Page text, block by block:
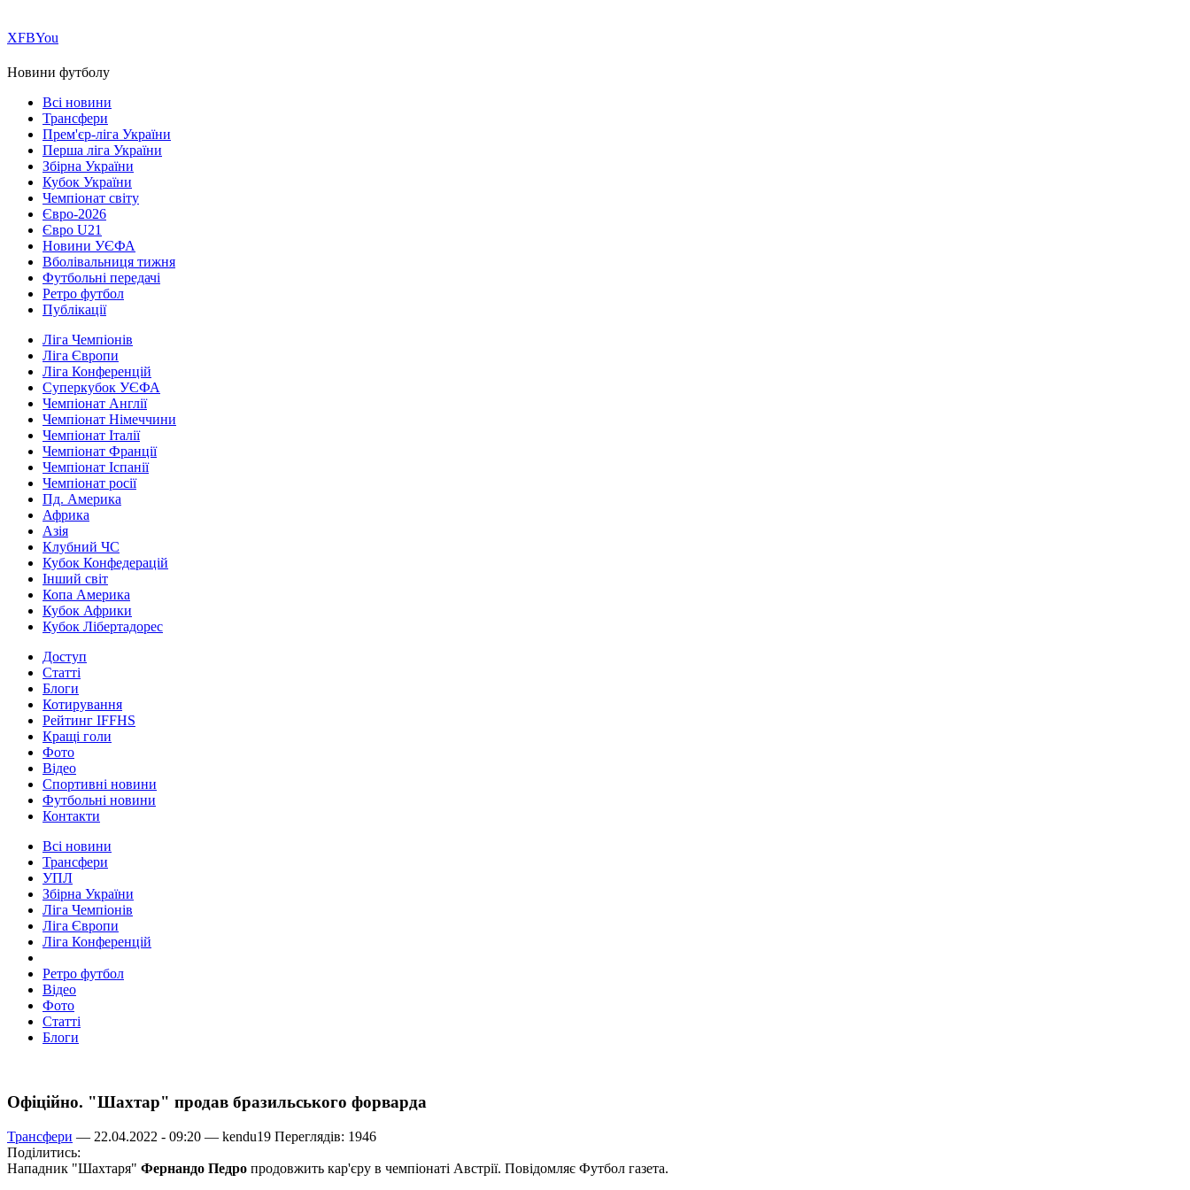
ХFBYou
Новини футболу
Всі новини
Трансфери
Прем'єр-ліга України
Перша ліга України
Збірна України
Кубок України
Чемпіонат світу
Євро-2026
Євро U21
Новини УЄФА
Вболівальниця тижня
Футбольні передачі
Ретро футбол
Публікації
Ліга Чемпіонів
Ліга Європи
Ліга Конференцій
Суперкубок УЄФА
Чемпіонат Англії
Чемпіонат Німеччини
Чемпіонат Італії
Чемпіонат Франції
Чемпіонат Іспанії
Чемпіонат росії
Пд. Америка
Африка
Азія
Клубний ЧС
Кубок Конфедерацій
Інший світ
Копа Америка
Кубок Африки
Кубок Лібертадорес
Доступ
Статті
Блоги
Котирування
Рейтинг IFFHS
Кращі голи
Фото
Відео
Спортивні новини
Футбольні новини
Контакти
Всі новини
Трансфери
УПЛ
Збірна України
Ліга Чемпіонів
Ліга Європи
Ліга Конференцій
Ретро футбол
Відео
Фото
Статті
Блоги
Офіційно. "Шахтар" продав бразильського форварда
Трансфери — 22.04.2022 - 09:20 — kendu19 Переглядів: 1946
Поділитись:
Нападник "Шахтаря" Фернандо Педро продовжить кар'єру в чемпіонаті Австрії. Повідомляє Футбол газета.